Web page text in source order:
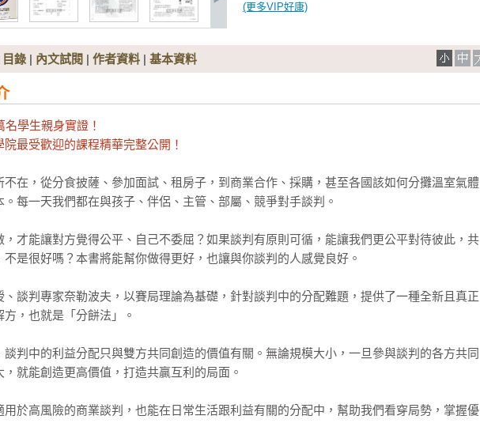
(更多VIP好康)
目錄 | 內文試閱 | 作者資料 | 基本資料
名學生親身實證！
院最受歡迎的課程精華完整公開！
不在，從分食披薩、參加面試、租房子，到商業合作、採購，甚至各國該如何分攤溫室氣體
。每一天我們都在與孩子、伴侶、主管、部屬、競爭對手談判。
，才能讓對方覺得公平、自己不委屈？如果談判有原則可循，能讓我們更公平對待彼此，共
不是很好嗎？本書將能幫你做得更好，也讓與你談判的人感覺良好。
、談判專家奈勒波夫，以賽局理論為基礎，針對談判中的分配難題，提供了一種全新且真正
方，也就是「分餅法」。
談判中的利益分配只與雙方共同創造的價值有關。無論規模大小，一旦參與談判的各方共同
，就能創造更高價值，打造共贏互利的局面。
用於高風險的商業談判，也能在日常生活跟利益有關的分配中，幫助我們看穿局勢，掌握優